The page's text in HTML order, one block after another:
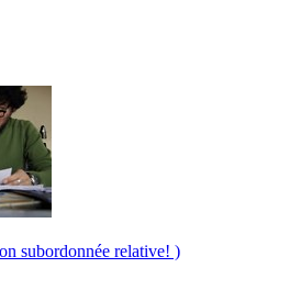
subordonnée relative! )